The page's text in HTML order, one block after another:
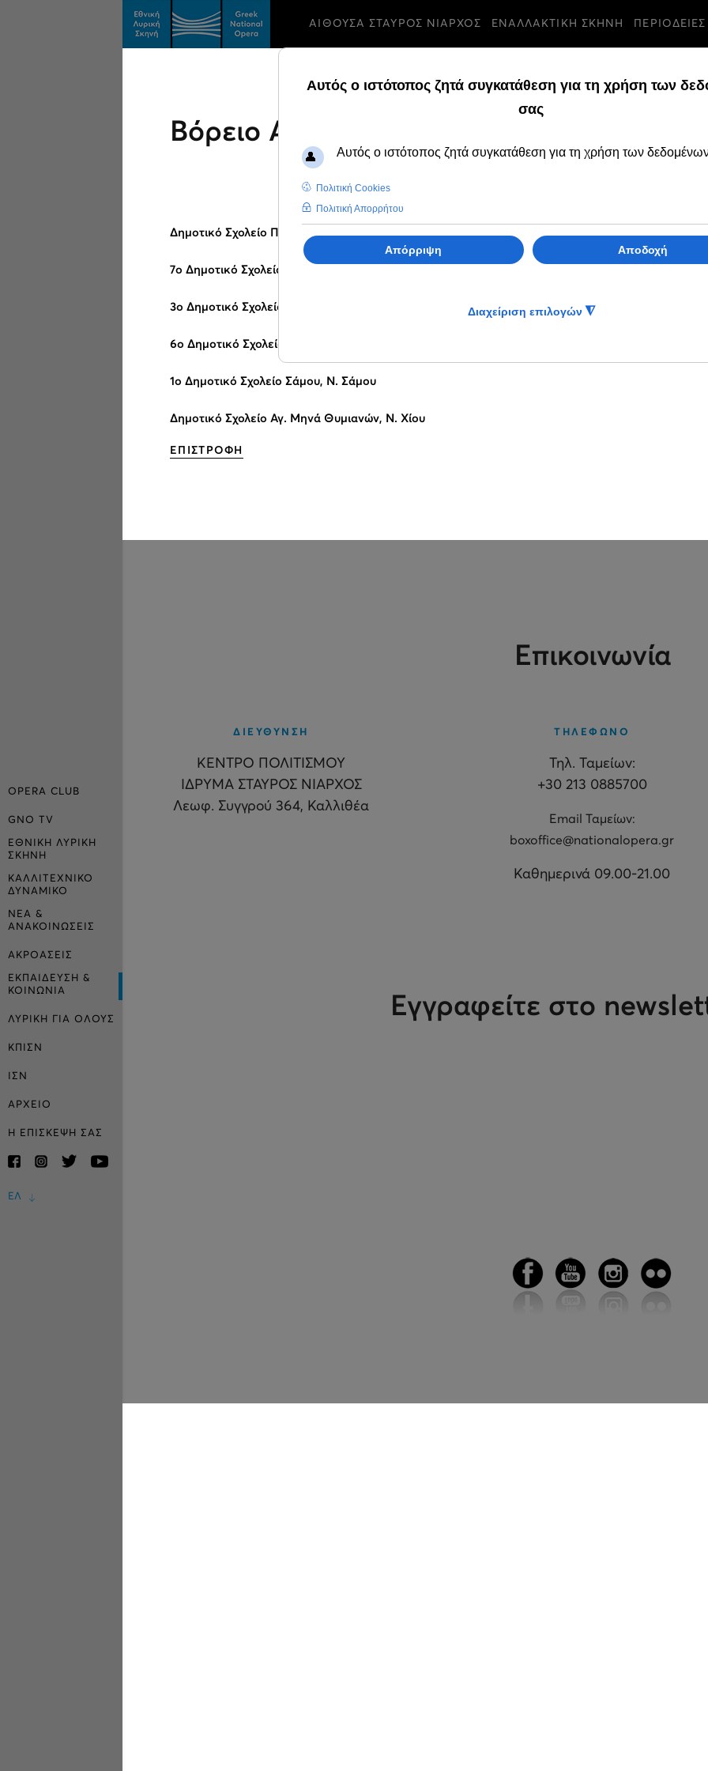
OPERA CLUB
GNO TV
ΕΘΝΙΚΗ ΛΥΡΙΚΗ
ΣΚΗΝΗ
ΚΑΛΛΙΤΕΧΝΙΚΟ
ΔΥΝΑΜΙΚΟ
ΝΕΑ &
ΑΝΑΚΟΙΝΩΣΕΙΣ
ΑΚΡΟΑΣΕΙΣ
ΕΚΠΑΙΔΕΥΣΗ &
ΚΟΙΝΩΝΙΑ
ΛΥΡΙΚΗ ΓΙΑ ΟΛΟΥΣ
ΚΠΙΣΝ
ΙΣΝ
ΑΡΧΕΙΟ
Η ΕΠΙΣΚΕΨΗ ΣΑΣ
ΕΛ
ΑΙΘΟΥΣΑ ΣΤΑΥΡΟΣ ΝΙΑΡΧΟΣ ΕΝΑΛΛΑΚΤΙΚΗ ΣΚΗΝΗ ΠΕΡΙΟΔΕΙΕΣ
Βόρειο Αιγαίο
Δημοτικό Σχολείο Πολυχνίτου, Ν. Λέσβου
7ο Δημοτικό Σχολείο Χίου, Ν. Χίου
3ο Δημοτικό Σχολείο Μυτιλήνης, Ν. Λέσβου
6ο Δημοτικό Σχολείο Μυτιλήνης, Ν. Λέσβου
1ο Δημοτικό Σχολείο Σάμου, Ν. Σάμου
Δημοτικό Σχολείο Αγ. Μηνά Θυμιανών, Ν. Χίου
ΕΠΙΣΤΡΟΦΗ
Επικοινωνία
ΔΙΕΥΘΥΝΣΗ
ΚΕΝΤΡΟ ΠΟΛΙΤΙΣΜΟΥ
ΙΔΡΥΜΑ ΣΤΑΥΡΟΣ ΝΙΑΡΧΟΣ
Λεωφ. Συγγρού 364, Καλλιθέα
ΤΗΛΕΦΩΝΟ
Τηλ. Ταμείων:
+30 213 0885700
Εmail Ταμείων:
boxoffice@nationalopera.gr
Καθημερινά 09.00-21.00
Εγγραφείτε στο